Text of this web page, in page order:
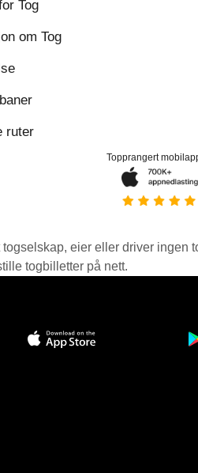
Tog
om Tog
ruter
Topprangert
eier eller driver ingen
togbilletter på nett.